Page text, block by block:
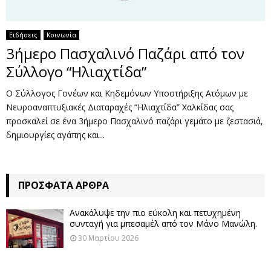
Ειδήσεις Κοινωνία
3ήμερο Πασχαλινό Παζάρι από τον
Σύλλογο “Ηλιαχτίδα”
Ο Σύλλογος Γονέων και Κηδεμόνων Υποστήριξης Ατόμων με
Νευροαναπτυξιακές Διαταραχές “Ηλιαχτίδα” Χαλκίδας σας
προσκαλεί σε ένα 3ήμερο Πασχαλινό παζάρι γεμάτο με ζεστασιά,
δημιουργίες αγάπης και...
ΠΡΌΣΦΑΤΑ ΆΡΘΡΑ
Ανακάλυψε την πιο εύκολη και πετυχημένη
συνταγή για μπεσαμέλ από τον Μάνο Μανώλη.
30 Μαρτίου 2026